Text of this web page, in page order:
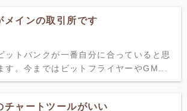
メインの取引所です
ットバンクが一番自分に合っていると思
す。今まではビットフライヤーやGM...
チャートツールがいい